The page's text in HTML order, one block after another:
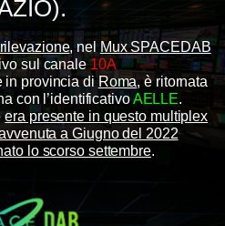
, nelMux SPACEDAB
sul canale10A
in provincia diRoma, è ritornata
con l’identificativoAELLE.
era presente in questo multiplex
a Giugno del 2022
lo scorso settembre.